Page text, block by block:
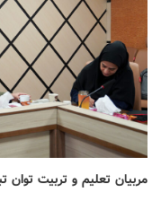
مربیان تعلیم و تربیت توان